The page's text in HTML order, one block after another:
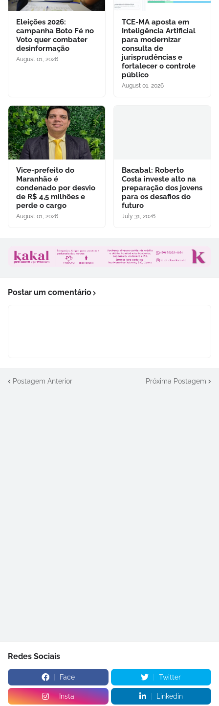
Eleições 2026:
campanha Boto Fé no
Voto quer combater
desinformação
August 01, 2026
TCE-MA aposta em
Inteligência Artificial
para modernizar
consulta de
jurisprudências e
fortalecer o controle
público
August 01, 2026
Vice-prefeito do
Maranhão é
condenado por desvio
de R$ 4,5 milhões e
perde o cargo
August 01, 2026
Bacabal: Roberto
Costa investe alto na
preparação dos jovens
para os desafios do
futuro
July 31, 2026
Postar um comentário
Postagem Anterior Próxima Postagem
Redes Sociais
Face Twitter
Insta Linkedin